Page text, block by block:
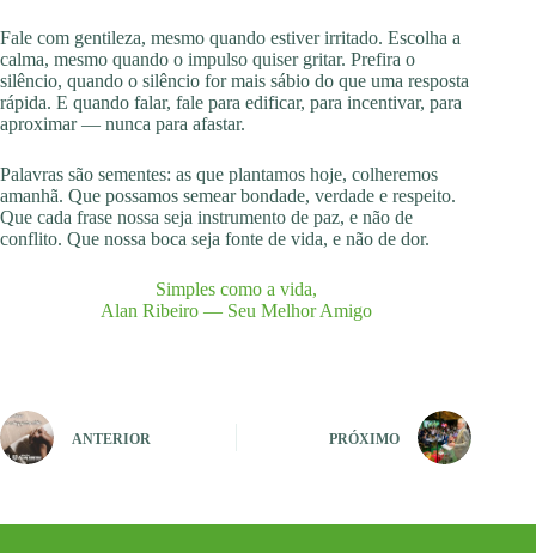
Fale com gentileza, mesmo quando estiver irritado. Escolha a
calma, mesmo quando o impulso quiser gritar. Prefira o
silêncio, quando o silêncio for mais sábio do que uma resposta
rápida. E quando falar, fale para edificar, para incentivar, para
aproximar — nunca para afastar.
Palavras são sementes: as que plantamos hoje, colheremos
amanhã. Que possamos semear bondade, verdade e respeito.
Que cada frase nossa seja instrumento de paz, e não de
conflito. Que nossa boca seja fonte de vida, e não de dor.
Simples como a vida,
Alan Ribeiro — Seu Melhor Amigo
ANTERIOR PRÓXIMO